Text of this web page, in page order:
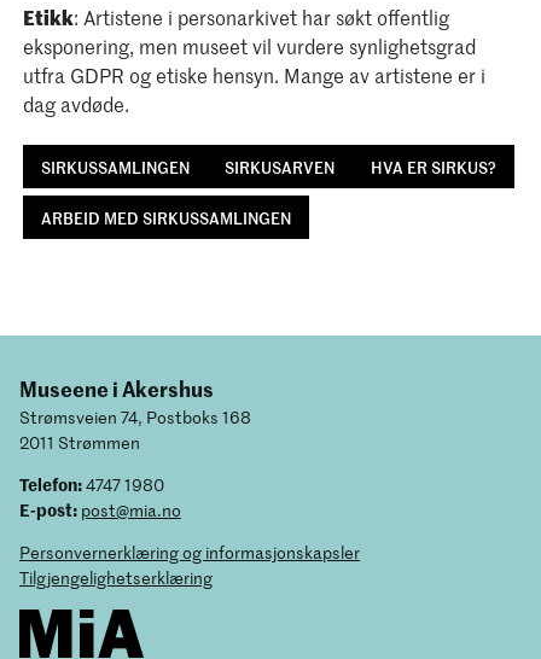
Etikk: Artistene i personarkivet har søkt offentlig
eksponering, men museet vil vurdere synlighetsgrad
utfra GDPR og etiske hensyn. Mange av artistene er i
dag avdøde.
SIRKUSSAMLINGEN SIRKUSARVEN HVA ER SIRKUS?
ARBEID MED SIRKUSSAMLINGEN
Museene i Akershus
Strømsveien 74, Postboks 168
2011 Strømmen
Telefon:4747 1980
E-post: post@mia.no
Personvernerklæring og informasjonskapsler
Tilgjengelighetserklæring